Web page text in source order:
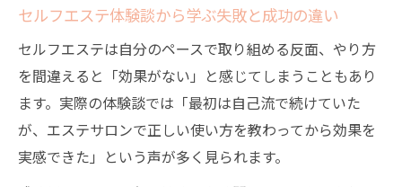
セルフエステ体験談から学ぶ失敗と成功の違い
セルフエステは自分のペースで取り組める反面、やり方
を間違えると「効果がない」と感じてしまうこともあり
ます。実際の体験談では「最初は自己流で続けていた
が、エステサロンで正しい使い方を教わってから効果を
実感できた」という声が多く見られます。